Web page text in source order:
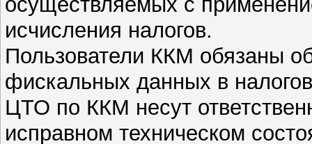
исчисления налогов.
Пользователи ККМ обязаны
фискальных данных в
ЦТО по ККМ несут
исправном техническом